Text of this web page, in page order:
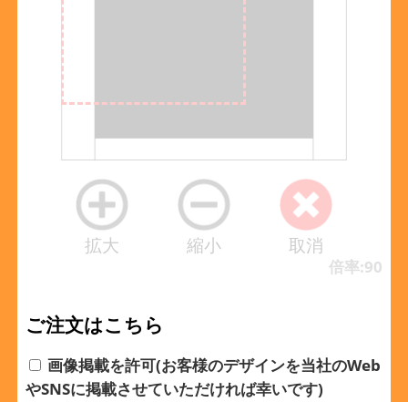
拡大 縮小 取消
倍率:90
ご注文はこちら
画像掲載を許可(お客様のデザインを当社のWeb
やSNSに掲載させていただければ幸いです)